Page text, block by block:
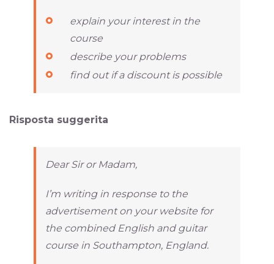
explain your interest in the
course
describe your problems
find out if a discount is possible
Risposta suggerita
Dear Sir or Madam,
I’m writing in response to the
advertisement on your website for
the combined English and guitar
course in Southampton, England.